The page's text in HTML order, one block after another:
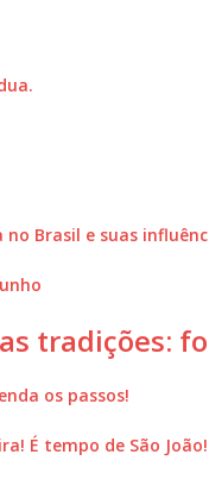
no Brasil e suas
tradições:
os passos!
É tempo de São João!